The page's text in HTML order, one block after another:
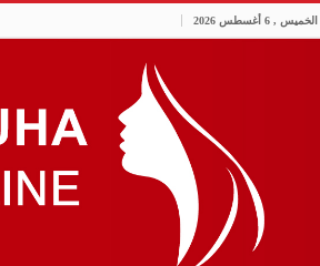
الخميس , 6 أغسطس 2026